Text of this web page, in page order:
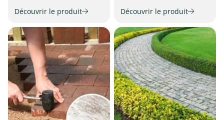
Découvrir le produit
Découvrir le produit